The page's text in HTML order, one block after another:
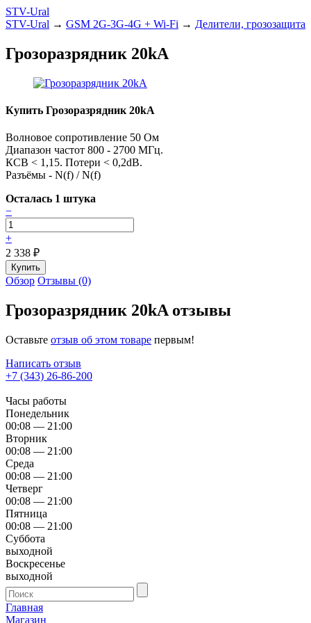
STV-Ural
STV-Ural → GSM 2G-3G-4G + Wi-Fi → Делители, грозозащита
Грозоразрядник 20kA
Купить Грозоразрядник 20kA
Волновое сопротивление 50 Ом
Диапазон частот 800 - 2700 МГц.
КСВ < 1,15. Потери < 0,2dB.
Разъёмы - N(f) / N(f)
Осталась 1 штука
−
+
2 338 ₽
Обзор Отзывы (0)
Грозоразрядник 20kA отзывы
Оставьте отзыв об этом товаре первым!
Написать отзыв
+7 (343) 26-86-200
Часы работы
Понедельник
00:08 — 21:00
Вторник
00:08 — 21:00
Среда
00:08 — 21:00
Четверг
00:08 — 21:00
Пятница
00:08 — 21:00
Суббота
выходной
Воскресенье
выходной
Главная
Магазин